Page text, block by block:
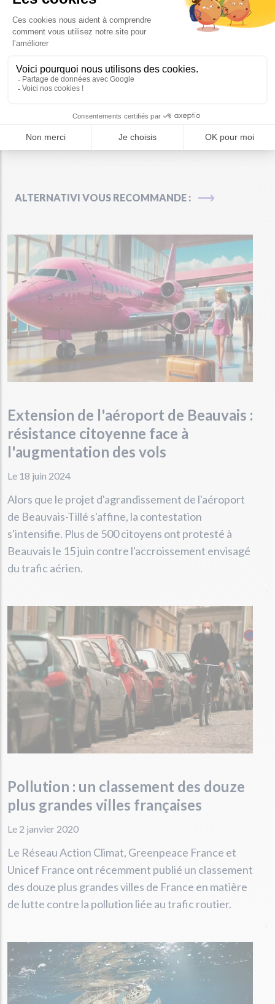
https://www.francetvinfo.fr/economie/aeronautique/des-
militants-et-riverains-se-mobilisent-a-travers-la-france-
contre-les-nuisances-aeriennes_6422107.html
Tags :
ALTERNATIVI VOUS RECOMMANDE :
Extension de l'aéroport de Beauvais :
résistance citoyenne face à
l'augmentation des vols
Le 18 juin 2024
Alors que le projet d'agrandissement de l'aéroport
de Beauvais-Tillé s'affine, la contestation
s'intensifie. Plus de 500 citoyens ont protesté à
Beauvais le 15 juin contre l'accroissement envisagé
du trafic aérien.
Pollution : un classement des douze
plus grandes villes françaises
Le 2 janvier 2020
Le Réseau Action Climat, Greenpeace France et
Unicef France ont récemment publié un classement
des douze plus grandes villes de France en matière
de lutte contre la pollution liée au trafic routier.